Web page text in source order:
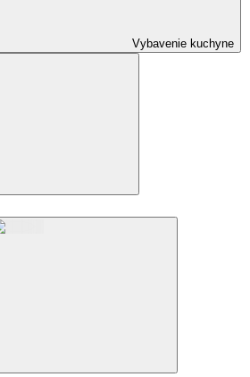
Vybavenie kuchyne